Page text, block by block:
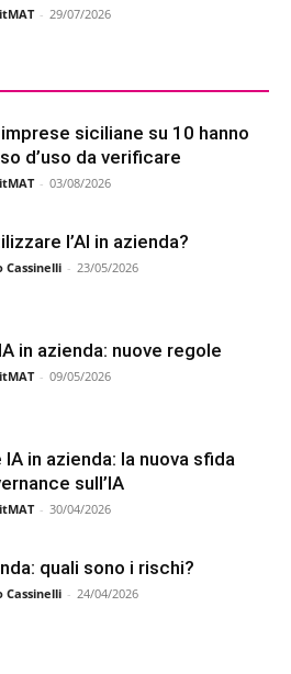
- 29/07/2026
siciliane su 10 hanno
d’uso da verificare
- 03/08/2026
l’AI in azienda?
Cassinelli - 23/05/2026
in azienda: nuove regole
- 09/05/2026
IA in azienda: la nuova sfida
sull’IA
- 30/04/2026
quali sono i rischi?
Cassinelli - 24/04/2026